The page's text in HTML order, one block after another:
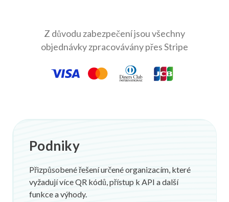
Z důvodu zabezpečení jsou všechny
objednávky zpracovávány přes Stripe
Podniky
Přizpůsobené řešení určené organizacím, které
vyžadují více QR kódů, přístup k API a další
funkce a výhody.